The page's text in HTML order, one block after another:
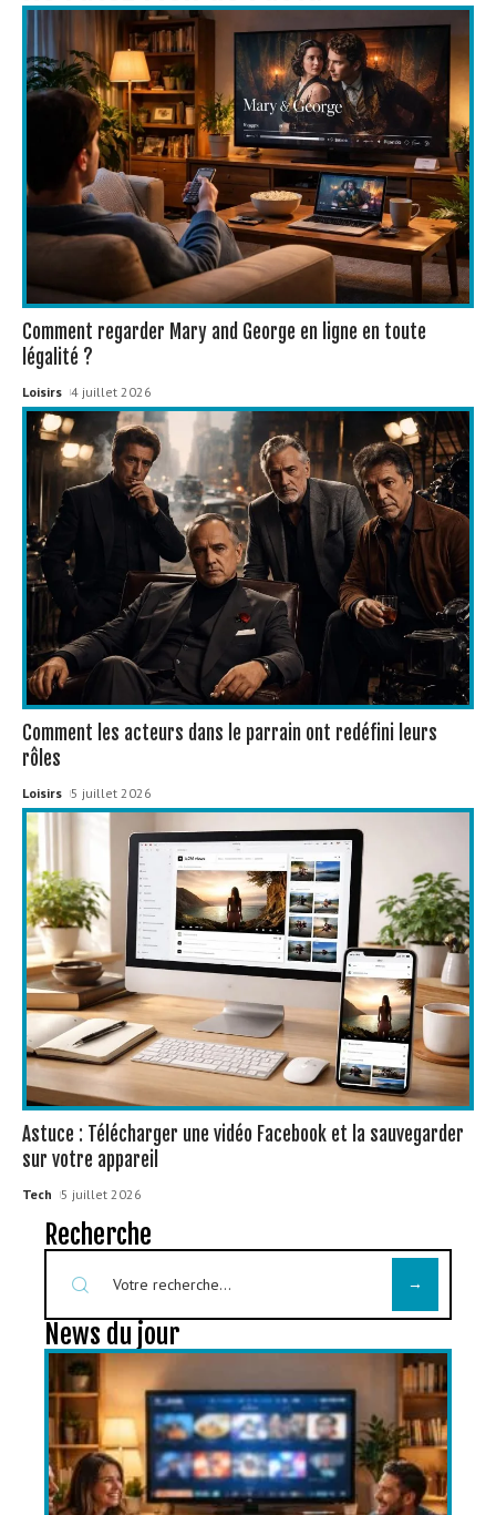
Comment regarder Mary and George en ligne en toute
légalité ?
Loisirs 4 juillet 2026
Comment les acteurs dans le parrain ont redéfini leurs
rôles
Loisirs 5 juillet 2026
Astuce : Télécharger une vidéo Facebook et la sauvegarder
sur votre appareil
Tech 5 juillet 2026
Recherche
News du jour